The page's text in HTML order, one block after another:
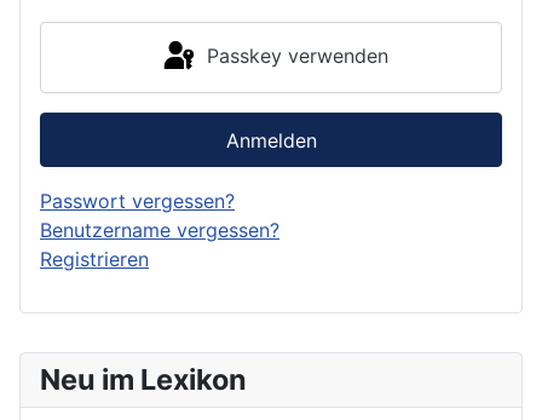
Neu im Lexikon
Passkey verwenden
Anmelden
Passwort vergessen?
Benutzername vergessen?
Registrieren